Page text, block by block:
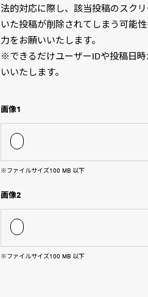
法的対応に際し、該当投稿のスク
いた投稿が削除されてしまう可能
力をお願いいたします。
※できるだけユーザーIDや投稿日
いいたします。
画像1
※ファイルサイズ100 MB 以下
画像2
※ファイルサイズ100 MB 以下